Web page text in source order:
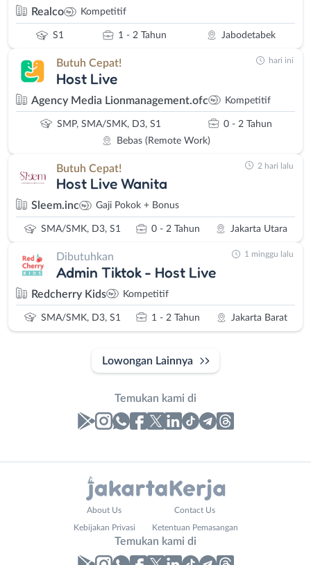
Realco Kompetitif
S1 1 - 2 Tahun Jabodetabek
Butuh Cepat!
Host Live
Agency Media Lionmanagement.ofc Kompetitif
SMP, SMA/SMK, D3, S1
0 - 2 Tahun
Bebas (Remote Work)
hari ini
Butuh Cepat!
Host Live Wanita
Sleem.inc Gaji Pokok + Bonus
SMA/SMK, D3, S1 0 - 2 Tahun Jakarta Utara
2 hari lalu
Dibutuhkan
Admin Tiktok - Host Live
Redcherry Kids Kompetitif
SMA/SMK, D3, S1 1 - 2 Tahun Jakarta Barat
1 minggu lalu
Lowongan Lainnya
Temukan kami di
About Us Contact Us
Kebijakan Privasi Ketentuan Pemasangan
Temukan kami di